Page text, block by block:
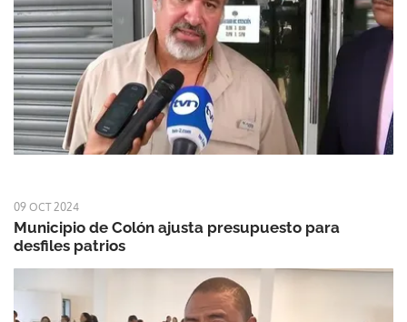
09 OCT 2024
Municipio de Colón ajusta presupuesto para
desfiles patrios